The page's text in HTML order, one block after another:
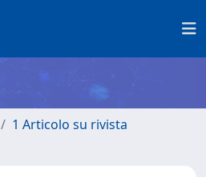
1 Articolo su rivista